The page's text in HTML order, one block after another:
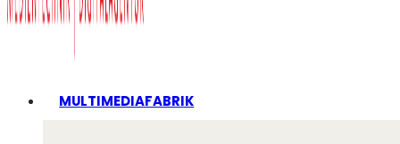
MULTIMEDIAFABRIK